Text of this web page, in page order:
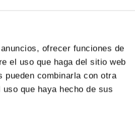
ofrecer funciones de
el uso que haga del sitio web
combinarla con otra
que haya hecho de sus
y completa el formulario de solicitud de
¡Te lo enviaremos en breve!